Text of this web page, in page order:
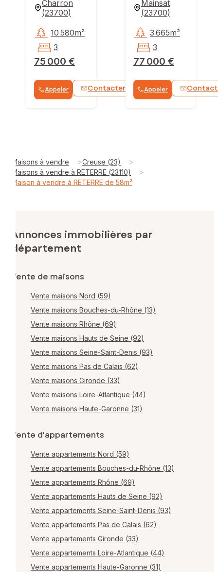
Charron
(23700)
75 000 €
10 580m²
3
Appeler Contacter WhatsApp
Mainsat
(23700)
77 000 €
3 665m²
3
Appeler
Maisons à vendre >Creuse (23) >
Maisons à vendre à RETERRE (23110) >
Maison à vendre à RETERRE de 58m²
Annonces immobilières par
département
Vente de maisons
Vente maisons Nord (59)
Vente maisons Bouches-du-Rhône (13)
Vente maisons Rhône (69)
Vente maisons Hauts de Seine (92)
Vente maisons Seine-Saint-Denis (93)
Vente maisons Pas de Calais (62)
Vente maisons Gironde (33)
Vente maisons Loire-Atlantique (44)
Vente maisons Haute-Garonne (31)
Vente d'appartements
Vente appartements Nord (59)
Vente appartements Bouches-du-Rhône (13)
Vente appartements Rhône (69)
Vente appartements Hauts de Seine (92)
Vente appartements Seine-Saint-Denis (93)
Vente appartements Pas de Calais (62)
Vente appartements Gironde (33)
Vente appartements Loire-Atlantique (44)
Vente appartements Haute-Garonne (31)